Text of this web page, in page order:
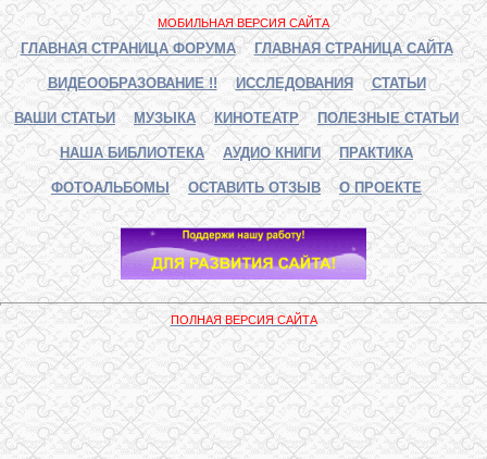
МОБИЛЬНАЯ ВЕРСИЯ САЙТА
ГЛАВНАЯ СТРАНИЦА ФОРУМА ГЛАВНАЯ СТРАНИЦА САЙТА
ВИДЕООБРАЗОВАНИЕ !! ИССЛЕДОВАНИЯ СТАТЬИ
ВАШИ СТАТЬИ МУЗЫКА КИНОТЕАТР ПОЛЕЗНЫЕ СТАТЬИ
НАША БИБЛИОТЕКА АУДИО КНИГИ ПРАКТИКА
ФОТОАЛЬБОМЫ ОСТАВИТЬ ОТЗЫВ О ПРОЕКТЕ
ПОЛНАЯ ВЕРСИЯ САЙТА